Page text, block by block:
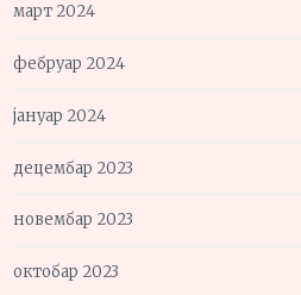
март 2024
фебруар 2024
јануар 2024
децембар 2023
новембар 2023
октобар 2023